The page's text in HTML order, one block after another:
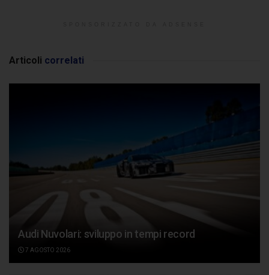
Articoli correlati
Audi Nuvolari: sviluppo in tempi record
7 AGOSTO 2026